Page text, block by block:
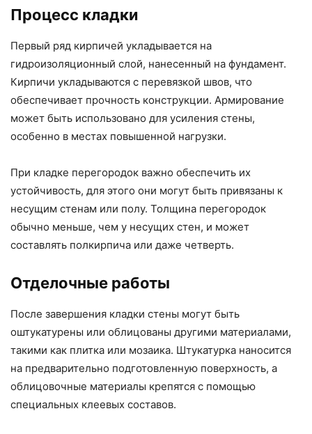
Процесс кладки
Первый ряд кирпичей укладывается на
гидроизоляционный слой, нанесенный на фундамент.
Кирпичи укладываются с перевязкой швов, что
обеспечивает прочность конструкции. Армирование
может быть использовано для усиления стены,
особенно в местах повышенной нагрузки.
При кладке перегородок важно обеспечить их
устойчивость, для этого они могут быть привязаны к
несущим стенам или полу. Толщина перегородок
обычно меньше, чем у несущих стен, и может
составлять полкирпича или даже четверть.
Отделочные работы
После завершения кладки стены могут быть
оштукатурены или облицованы другими материалами,
такими как плитка или мозаика. Штукатурка наносится
на предварительно подготовленную поверхность, а
облицовочные материалы крепятся с помощью
специальных клеевых составов.